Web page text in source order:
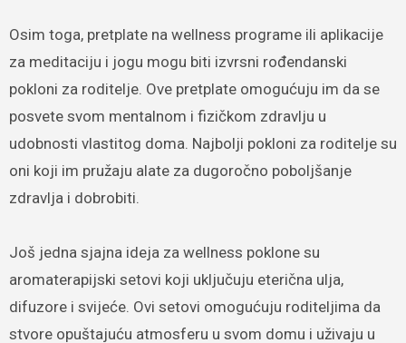
Osim toga, pretplate na wellness programe ili aplikacije
za meditaciju i jogu mogu biti izvrsni rođendanski
pokloni za roditelje. Ove pretplate omogućuju im da se
posvete svom mentalnom i fizičkom zdravlju u
udobnosti vlastitog doma. Najbolji pokloni za roditelje su
oni koji im pružaju alate za dugoročno poboljšanje
zdravlja i dobrobiti.
Još jedna sjajna ideja za wellness poklone su
aromaterapijski setovi koji uključuju eterična ulja,
difuzore i svijeće. Ovi setovi omogućuju roditeljima da
stvore opuštajuću atmosferu u svom domu i uživaju u